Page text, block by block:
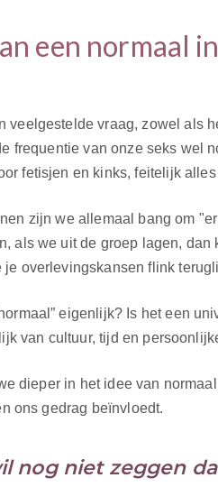
een normaal
veelgestelde vraag, zowel als
frequentie van onze seks wel
fetisjen en kinks, feitelijk
zijn we allemaal bang om
als we uit de groep lagen,
je overlevingskansen flink
eigenlijk? Is het een
van cultuur, tijd en
dieper in het idee van
ons gedrag beïnvloedt.
nog niet zeggen